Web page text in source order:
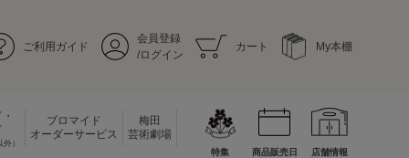
ご利用ガイド
会員登録
/ログイン
カート My本棚
）
ブロマイド
オーダーサービス
梅田
芸術劇場
特集 商品販売日 店舗情報